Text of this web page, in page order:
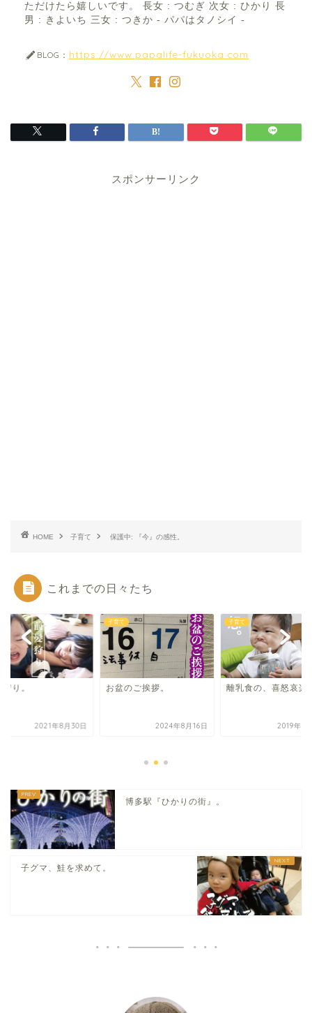
ただけたら嬉しいです。 長女 : つむぎ 次女 : ひかり 長
男 : きよいち 三女 : つきか - パパはタノシイ -
BLOG： https://www.papalife-fukuoka.com
スポンサーリンク
HOME 子育て 保護中: 『今』の感性。
これまでの日々たち
り。
2021年8月30日
子育て
お盆のご挨拶。
2024年8月16日
子育て
離乳食の、喜怒哀楽
2019年9
博多駅『ひかりの街』。
子グマ、鮭を求めて。